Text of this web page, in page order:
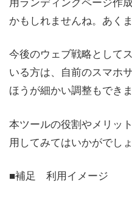
かもしれませんね。あく
今後のウェブ戦略として
いる方は、自前のスマホ
ほうが細かい調整もでき
本ツールの役割やメリッ
用してみてはいかがでし
■補足 利用イメージ